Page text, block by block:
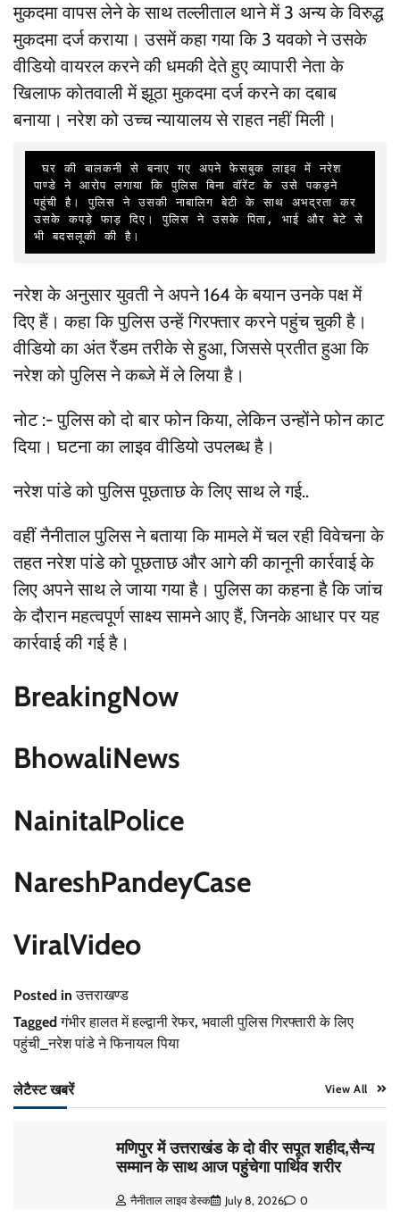
मुकदमा वापस लेने के साथ तल्लीताल थाने में 3 अन्य के विरुद्ध
मुकदमा दर्ज कराया। उसमें कहा गया कि 3 यवको ने उसके
वीडियो वायरल करने की धमकी देते हुए व्यापारी नेता के
खिलाफ कोतवाली में झूठा मुकदमा दर्ज करने का दबाब
बनाया। नरेश को उच्च न्यायालय से राहत नहीं मिली।
घर की बालकनी से बनाए गए अपने फेसबुक लाइव में नरेश
पाण्डे ने आरोप लगाया कि पुलिस बिना वॉरेंट के उसे पकड़ने
पहुंची है। पुलिस ने उसकी नाबालिग बेटी के साथ अभद्रता कर
उसके कपड़े फाड़ दिए। पुलिस ने उसके पिता, भाई और बेटे से
भी बदसलूकी की है।
नरेश के अनुसार युवती ने अपने 164 के बयान उनके पक्ष में
दिए हैं। कहा कि पुलिस उन्हें गिरफ्तार करने पहुंच चुकी है।
वीडियो का अंत रैंडम तरीके से हुआ, जिससे प्रतीत हुआ कि
नरेश को पुलिस ने कब्जे में ले लिया है।
नोट :- पुलिस को दो बार फोन किया, लेकिन उन्होंने फोन काट
दिया। घटना का लाइव वीडियो उपलब्ध है।
नरेश पांडे को पुलिस पूछताछ के लिए साथ ले गई..
वहीं नैनीताल पुलिस ने बताया कि मामले में चल रही विवेचना के
तहत नरेश पांडे को पूछताछ और आगे की कानूनी कार्रवाई के
लिए अपने साथ ले जाया गया है। पुलिस का कहना है कि जांच
के दौरान महत्वपूर्ण साक्ष्य सामने आए हैं, जिनके आधार पर यह
कार्रवाई की गई है।
BreakingNow
BhowaliNews
NainitalPolice
NareshPandeyCase
ViralVideo
Posted inउत्तराखण्ड
Taggedगंभीर हालत में हल्द्वानी रेफर, भवाली पुलिस गिरफ्तारी के लिए
पहुंची_नरेश पांडे ने फिनायल पिया
लेटैस्ट खबरें View All
मणिपुर में उत्तराखंड के दो वीर सपूत शहीद,सैन्य
सम्मान के साथ आज पहुंचेगा पार्थिव शरीर
नैनीताल लाइव डेस्क July 8, 2026 0